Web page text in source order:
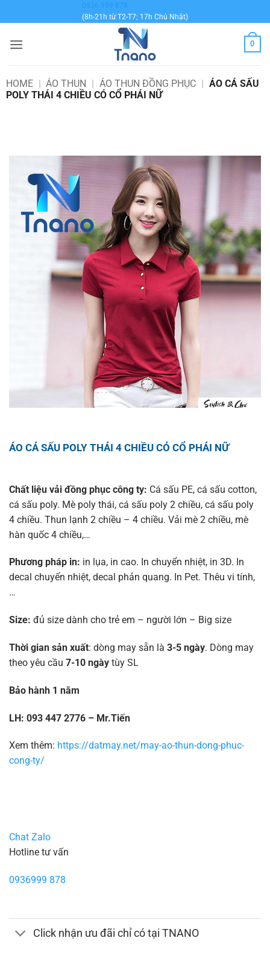
qua
dung
0936 999 878
(8h-21h từ T2-T7; 17h Chủ Nhật)
0
HOME | ÁO THUN | ÁO THUN ĐỒNG PHỤC | ÁO CÁ SẤU
POLY THÁI 4 CHIỀU CÓ CỔ PHÁI NỮ
ÁO CÁ SẤU POLY THÁI 4 CHIỀU CÓ CỔ PHÁI NỮ
Chất liệu vải đồng phục công ty: Cá sấu PE, cá sấu cotton,
cá sấu poly. Mè poly thái, cá sấu poly 2 chiều, cá sấu poly
4 chiều. Thun lạnh 2 chiều – 4 chiều. Vải mè 2 chiều, mè
hàn quốc 4 chiều,…
Phương pháp in: in lụa, in cao. In chuyển nhiệt, in 3D. In
decal chuyển nhiệt, decal phản quang. In Pet. Thêu vi tính,
…
Size: đủ size dành cho trẻ em – người lớn – Big size
Thời gian sản xuất: dòng may sẵn là 3-5 ngày. Dòng may
theo yêu cầu 7-10 ngàytùy SL
Bảo hành 1 năm
LH: 093 447 2776 – Mr.Tiến
Xem thêm: https://datmay.net/may-ao-thun-dong-phuc-
cong-ty/
Chat Zalo
Hotline tư vấn
0936999 878
Click nhận ưu đãi chỉ có tại TNANO